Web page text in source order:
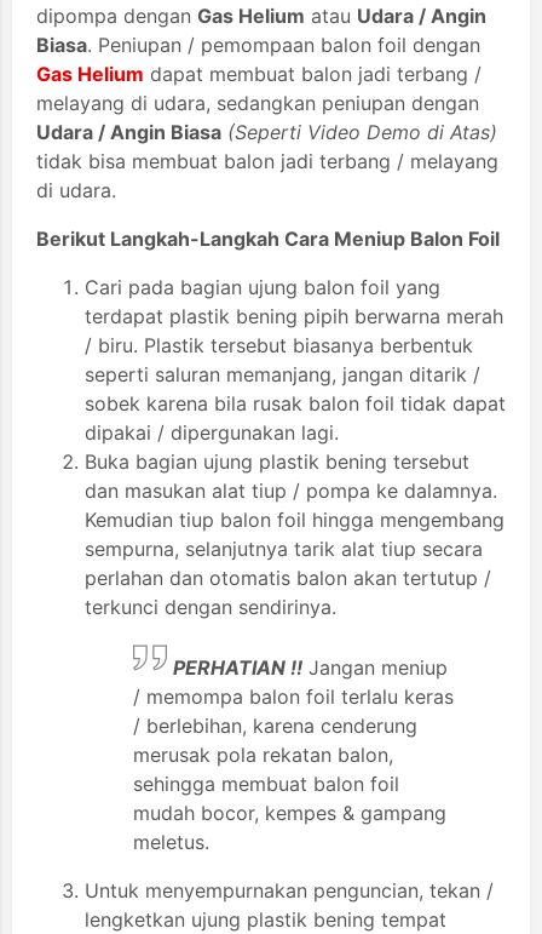
dipompa dengan Gas Helium atau Udara / Angin
Biasa. Peniupan / pemompaan balon foil dengan
Gas Helium dapat membuat balon jadi terbang /
melayang di udara, sedangkan peniupan dengan
Udara / Angin Biasa (Seperti Video Demo di Atas)
tidak bisa membuat balon jadi terbang / melayang
di udara.
Berikut Langkah-Langkah Cara Meniup Balon Foil
Cari pada bagian ujung balon foil yang
terdapat plastik bening pipih berwarna merah
/ biru. Plastik tersebut biasanya berbentuk
seperti saluran memanjang, jangan ditarik /
sobek karena bila rusak balon foil tidak dapat
dipakai / dipergunakan lagi.
Buka bagian ujung plastik bening tersebut
dan masukan alat tiup / pompa ke dalamnya.
Kemudian tiup balon foil hingga mengembang
sempurna, selanjutnya tarik alat tiup secara
perlahan dan otomatis balon akan tertutup /
terkunci dengan sendirinya.
PERHATIAN !! Jangan meniup
/ memompa balon foil terlalu keras
/ berlebihan, karena cenderung
merusak pola rekatan balon,
sehingga membuat balon foil
mudah bocor, kempes & gampang
meletus.
Untuk menyempurnakan penguncian, tekan /
lengketkan ujung plastik bening tempat